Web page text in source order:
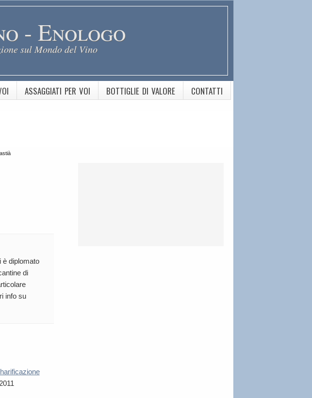
- Enologo
sul Mondo del Vino
ASSAGGIATI PER VOI BOTTIGLIE DI VALORE CONTATTI
è diplomato
di
info su